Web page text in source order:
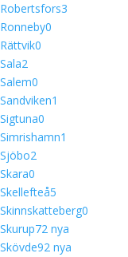
Robertsfors3
Ronneby0
Rättvik0
Sala2
Salem0
Sandviken1
Sigtuna0
Simrishamn1
Sjöbo2
Skara0
Skellefteå5
Skinnskatteberg0
Skurup72 nya
Skövde92 nya